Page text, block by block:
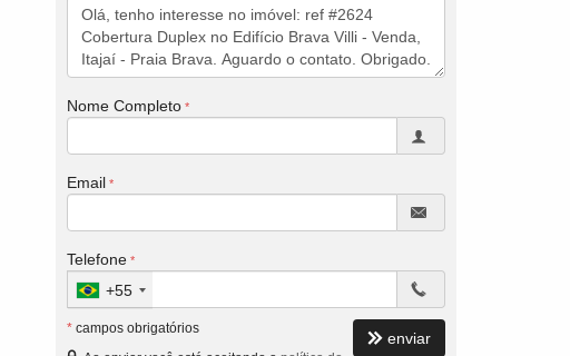
Nome Completo
Email
Telefone
+55
* campos obrigatórios
enviar